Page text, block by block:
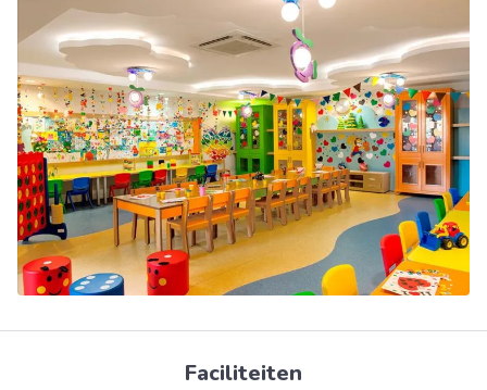
Faciliteiten